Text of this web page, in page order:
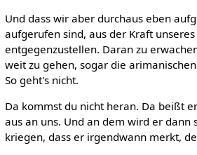
Und dass wir aber durchaus eben
aufgerufen sind, aus der Kraft
entgegenzustellen. Daran zu
weit zu gehen, sogar die
So geht's nicht.
Da kommst du nicht heran. Da beißt
aus an uns. Und an dem wird er dann
kriegen, dass er irgendwann merkt,